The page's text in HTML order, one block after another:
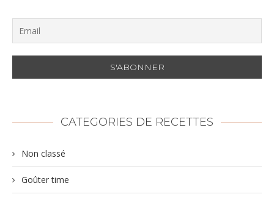
CATEGORIES DE RECETTES
Non classé
Goûter time